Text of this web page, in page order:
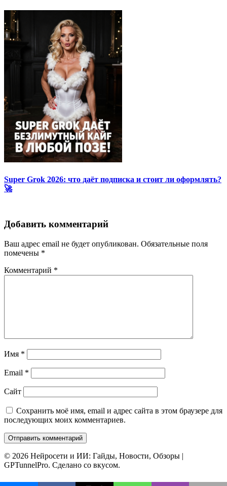
Super Grok 2026: что даёт подписка и стоит ли оформлять?
🚀
Добавить комментарий
Ваш адрес email не будет опубликован. Обязательные поля
помечены *
Комментарий *
Имя *
Email *
Сайт
Сохранить моё имя, email и адрес сайта в этом браузере для
последующих моих комментариев.
© 2026 Нейросети и ИИ: Гайды, Новости, Обзоры |
GPTunnelPro. Сделано со вкусом.